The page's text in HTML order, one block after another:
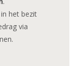
het bezit
via